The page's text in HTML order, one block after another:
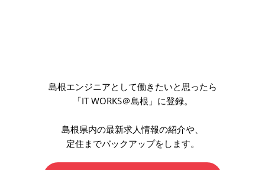
島根エンジニアとして働きたいと思ったら
「IT WORKS＠島根」に登録。
島根県内の最新求人情報の紹介や、
定住までバックアップをします。